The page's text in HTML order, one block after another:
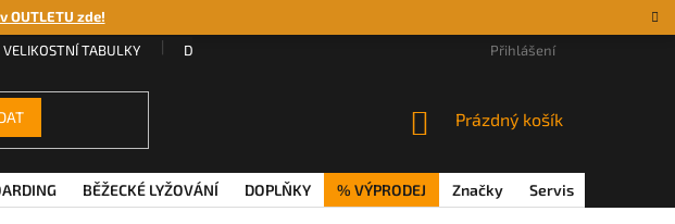
OUTLETU zde!
VELIKOSTNÍ TABULKY DÁRKOVÉ POUKAZY VĚRNOSTNÍ PROGRAM
Přihlášení
NÁKUPNÍ
Prázdný košík
BĚŽECKÉ LYŽOVÁNÍ DOPLŇKY % VÝPRODEJ Značky Servis